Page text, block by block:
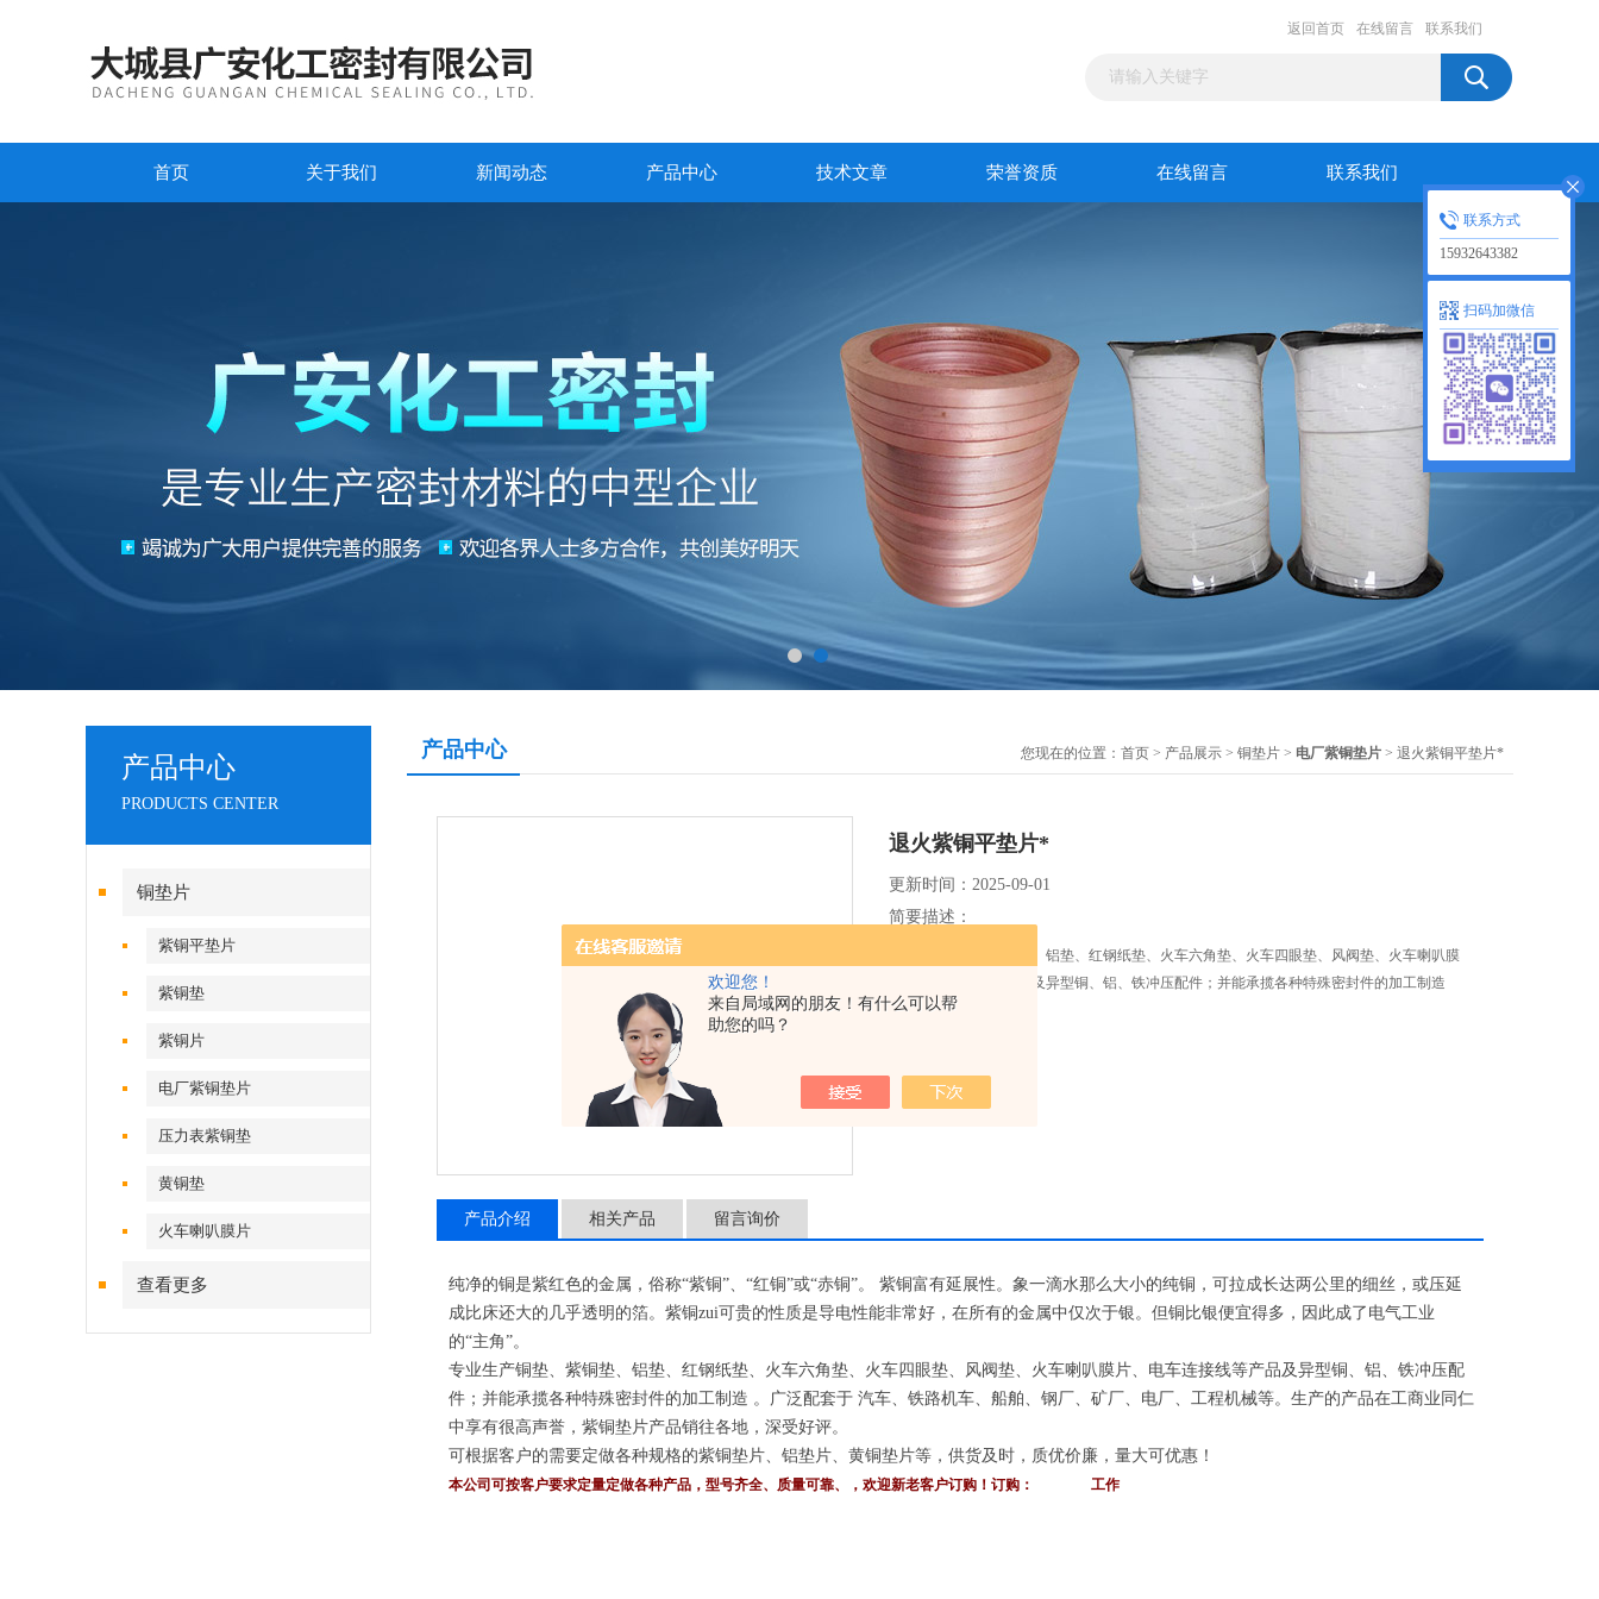
欢迎您！
来自局域网的朋友！有什么可以帮
助您的吗？
返回首页 在线留言 联系我们
首页 关于我们 新闻动态 产品中心 技术文章 荣誉资质 在线留言 联系我们
产品中心
PRODUCTS CENTER
铜垫片
紫铜平垫片
紫铜垫
紫铜片
电厂紫铜垫片
压力表紫铜垫
黄铜垫
火车喇叭膜片
查看更多
产品中心 您现在的位置： 首页 > 产品展示 > 铜垫片 > 电厂紫铜垫片 > 退火紫铜平垫片*
退火紫铜平垫片*
更新时间：2025-09-01
简要描述：
专业生产铜垫、紫铜垫、铝垫、红钢纸垫、火车六角垫、火车四眼垫、风阀垫、火车喇叭膜
片、电车连接线等产品及异型铜、铝、铁冲压配件；并能承揽各种特殊密封件的加工制造
产品介绍 相关产品 留言询价
纯净的铜是紫红色的金属，俗称“紫铜”、“红铜”或“赤铜”。 紫铜富有延展性。象一滴水那么大小的纯铜，可拉成长达两公里的细丝，或压延
成比床还大的几乎透明的箔。紫铜zui可贵的性质是导电性能非常好，在所有的金属中仅次于银。但铜比银便宜得多，因此成了电气工业
的“主角”。
专业生产铜垫、紫铜垫、铝垫、红钢纸垫、火车六角垫、火车四眼垫、风阀垫、火车喇叭膜片、电车连接线等产品及异型铜、铝、铁冲压配
件；并能承揽各种特殊密封件的加工制造 。广泛配套于 汽车、铁路机车、船舶、钢厂、矿厂、电厂、工程机械等。生产的产品在工商业同仁
中享有很高声誉，紫铜垫片产品销往各地，深受好评。
可根据客户的需要定做各种规格的紫铜垫片、铝垫片、黄铜垫片等，供货及时，质优价廉，量大可优惠！
本公司可按客户要求定量定做各种产品，型号齐全、质量可靠、，欢迎新老客户订购！订购： 工作
联系方式
15932643382
扫码加微信